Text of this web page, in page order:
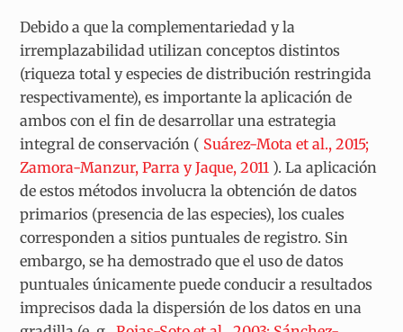
Debido a que la complementariedad y la
irremplazabilidad utilizan conceptos distintos
(riqueza total y especies de distribución restringida
respectivamente), es importante la aplicación de
ambos con el fin de desarrollar una estrategia
integral de conservación ( Suárez-Mota et al., 2015;
Zamora-Manzur, Parra y Jaque, 2011 ). La aplicación
de estos métodos involucra la obtención de datos
primarios (presencia de las especies), los cuales
corresponden a sitios puntuales de registro. Sin
embargo, se ha demostrado que el uso de datos
puntuales únicamente puede conducir a resultados
imprecisos dada la dispersión de los datos en una